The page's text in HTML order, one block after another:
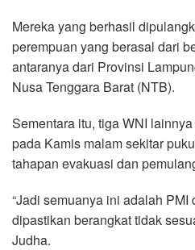
Mereka yang berhasil
perempuan yang berasal dari
antaranya dari Provinsi
Nusa Tenggara Barat (NTB).
Sementara itu, tiga WNI
pada Kamis malam sekitar
tahapan evakuasi dan
“Jadi semuanya ini adalah PMI
dipastikan berangkat tidak
Judha.